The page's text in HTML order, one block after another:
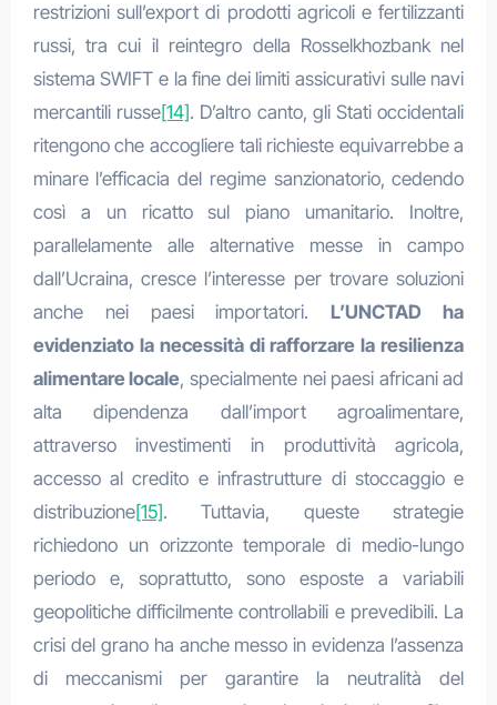
restrizioni sull’export di prodotti agricoli e fertilizzanti
russi, tra cui il reintegro della Rosselkhozbank nel
sistema SWIFT e la fine dei limiti assicurativi sulle navi
mercantili russe[14]. D’altro canto, gli Stati occidentali
ritengono che accogliere tali richieste equivarrebbe a
minare l’efficacia del regime sanzionatorio, cedendo
così a un ricatto sul piano umanitario. Inoltre,
parallelamente alle alternative messe in campo
dall’Ucraina, cresce l’interesse per trovare soluzioni
anche nei paesi importatori. L’UNCTAD ha
evidenziato la necessità di rafforzare la resilienza
alimentare locale, specialmente nei paesi africani ad
alta dipendenza dall’import agroalimentare,
attraverso investimenti in produttività agricola,
accesso al credito e infrastrutture di stoccaggio e
distribuzione[15]. Tuttavia, queste strategie
richiedono un orizzonte temporale di medio-lungo
periodo e, soprattutto, sono esposte a variabili
geopolitiche difficilmente controllabili e prevedibili. La
crisi del grano ha anche messo in evidenza l’assenza
di meccanismi per garantire la neutralità del